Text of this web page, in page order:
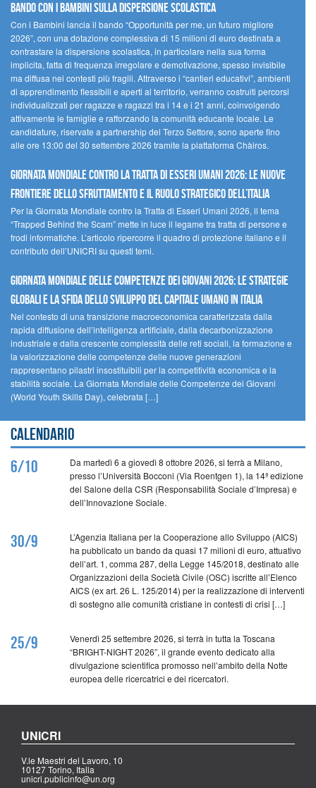
Bando Con i Bambini sulla dispersione scolastica
Con i Bambini lancia il bando “Opportunità per me, un futuro migliore
2026”, con una dotazione complessiva di 15 milioni di euro destinata a
contrastare la dispersione scolastica, in particolare nella sua forma
implicita, fatta di frequenza irregolare e demotivazione, spesso invisibile
ma diffusa nei contesti più fragili. Attraverso i “cantieri educativi”, ambienti
di apprendimento flessibili e aperti al territorio, verranno costruiti percorsi
individualizzati per ragazze e ragazzi tra i 14 e i 21 anni, coinvolgendo
attivamente le famiglie e rafforzando la comunità educante locale. Le
candidature, riservate a partnership del Terzo Settore, sono aperte fino
alle ore 13:00 del 30 settembre 2026 tramite la piattaforma Chàiros.
GIORNATA MONDIALE CONTRO LA TRATTA DI ESSERI UMANI 2026: LE NUOVE
FRONTIERE DELLO SFRUTTAMENTO E IL RUOLO STRATEGICO DELL’ITALIA
Per la Giornata Mondiale contro la Tratta di Esseri Umani 2026, il tema
“Trapped Behind the Scam” mette in luce il legame tra tratta di persone e
frodi informatiche. L’articolo ripercorre il quadro di protezione italiano e il
contributo dell’UNICRI su questi temi.
GIORNATA MONDIALE DELLE COMPETENZE DEI GIOVANI 2026: LE STRATEGIE
GLOBALI E LA SFIDA DELLO SVILUPPO DEL CAPITALE UMANO IN ITALIA
Nel contesto di una transizione macroeconomica caratterizzata dalla
rapida diffusione dell’intelligenza artificiale, dalla decarbonizzazione
industriale e dalla crescente complessità delle reti sociali, la formazione e
la valorizzazione delle competenze delle nuove generazioni
rappresentano pilastri insostituibili per la competitività economica e la
stabilità sociale. La Giornata Mondiale delle Competenze dei Giovani
(World Youth Skills Day), celebrata […]
Calendario
6/10
Da martedì 6 a giovedì 8 ottobre 2026, si terrà a Milano,
presso l’Università Bocconi (Via Roentgen 1), la 14ª edizione
del Salone della CSR (Responsabilità Sociale d’Impresa) e
dell’Innovazione Sociale.
30/9
L’Agenzia Italiana per la Cooperazione allo Sviluppo (AICS)
ha pubblicato un bando da quasi 17 milioni di euro, attuativo
dell’art. 1, comma 287, della Legge 145/2018, destinato alle
Organizzazioni della Società Civile (OSC) iscritte all’Elenco
AICS (ex art. 26 L. 125/2014) per la realizzazione di interventi
di sostegno alle comunità cristiane in contesti di crisi […]
25/9
Venerdì 25 settembre 2026, si terrà in tutta la Toscana
“BRIGHT-NIGHT 2026”, il grande evento dedicato alla
divulgazione scientifica promosso nell’ambito della Notte
europea delle ricercatrici e dei ricercatori.
UNICRI
V.le Maestri del Lavoro, 10
10127 Torino, Italia
unicri.publicinfo@un.org